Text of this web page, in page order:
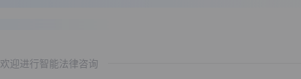
欢迎进行智能法律咨询